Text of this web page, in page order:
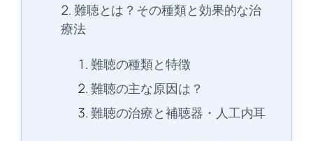
難聴とは？その種類と効果的な治
療法
難聴の種類と特徴
難聴の主な原因は？
難聴の治療と補聴器・人工内耳